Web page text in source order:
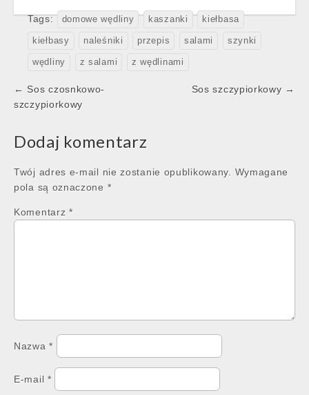
Tags: domowe wędliny kaszanki kiełbasa
kiełbasy naleśniki przepis salami szynki
wędliny z salami z wędlinami
Post
navigation
← Sos czosnkowo-
szczypiorkowy
Sos szczypiorkowy →
Dodaj komentarz
Twój adres e-mail nie zostanie opublikowany.
Wymagane
pola są oznaczone *
Komentarz *
Nazwa*
E-mail *